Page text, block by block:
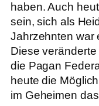
haben. Auch
sein, sich als
Jahrzehnten war
Diese
die Pagan
heute die
im Geheimen